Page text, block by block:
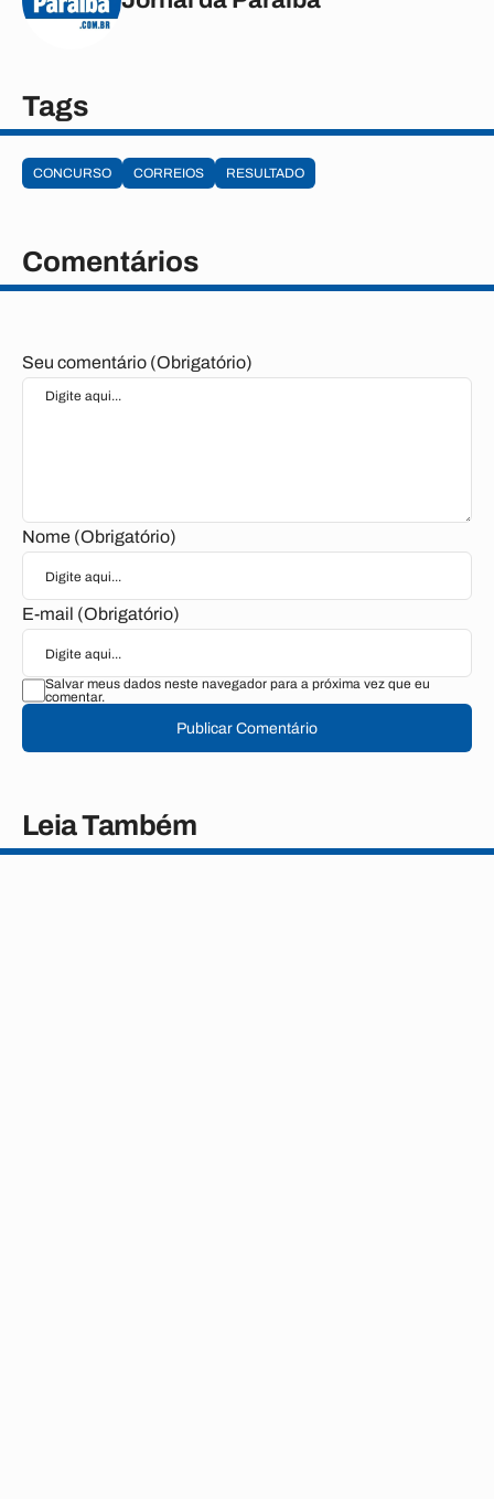
Tags
CONCURSO CORREIOS RESULTADO
Comentários
Seu comentário (Obrigatório)
Nome (Obrigatório)
E-mail (Obrigatório)
Salvar meus dados neste navegador para a próxima vez que eu
comentar.
Publicar Comentário
Leia Também